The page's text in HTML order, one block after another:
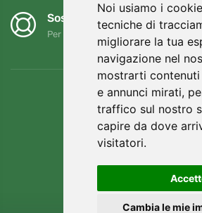
Noi usiamo i
tecniche di
migliorare la tua
navigazione nel
mostrarti
e annunci mirati,
traffico sul nostro
capire da dove
visitatori.
Cambia le mie
Sosteniamo Trees.org
Per ogni ordine piantiamo un albero!